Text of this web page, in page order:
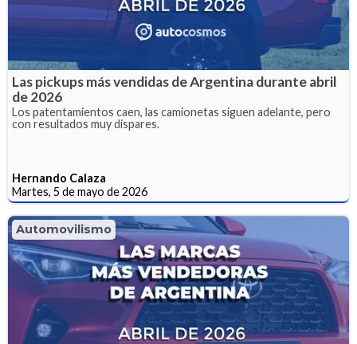
Las pickups más vendidas de Argentina durante abril
de 2026
Los patentamientos caen, las camionetas siguen adelante, pero
con resultados muy dispares.
Hernando Calaza
Martes, 5 de mayo de 2026
Automovilismo